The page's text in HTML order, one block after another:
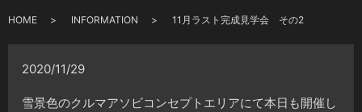
HOME INFORMATION 11月ラスト完成見学会 その2
2020/11/29
雪景色のクルマアソビコンセプトエリアにて本日も開催し